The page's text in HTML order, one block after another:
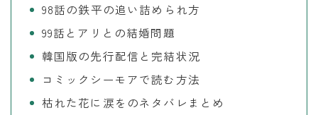
98話の鉄平の追い詰められ方
99話とアリとの結婚問題
韓国版の先行配信と完結状況
コミックシーモアで読む方法
枯れた花に涙をのネタバレまとめ